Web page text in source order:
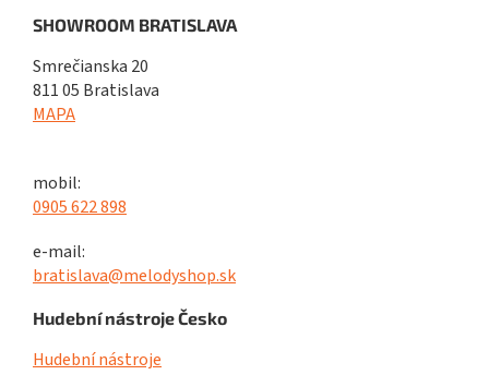
SHOWROOM BRATISLAVA
Smrečianska 20
811 05 Bratislava
MAPA
mobil:
0905 622 898
e-mail:
bratislava@melodyshop.sk
Hudební nástroje Česko
Hudební nástroje